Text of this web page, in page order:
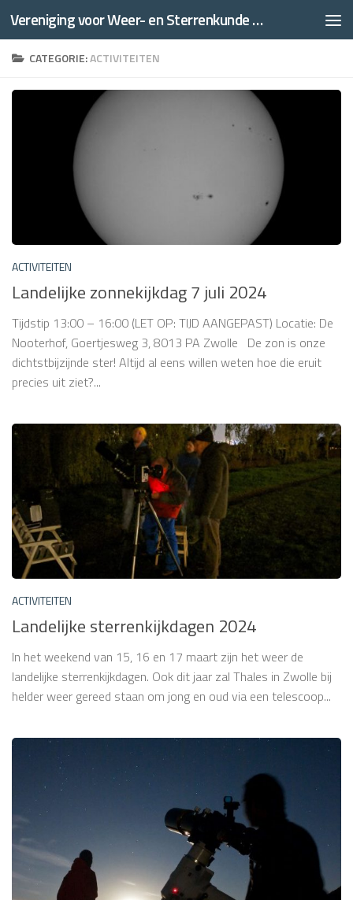
Doorgaan naar inhoud Vereniging voor Weer- en Sterrenkunde Thales
CATEGORIE:ACTIVITEITEN
ACTIVITEITEN
Landelijke zonnekijkdag 7 juli 2024
Tijdstip 13:00 – 16:00 (LET OP: TIJD AANGEPAST) Locatie: De
Nooterhof, Goertjesweg 3, 8013 PA Zwolle De zon is onze
dichtstbijzijnde ster! Altijd al eens willen weten hoe die eruit
precies uit ziet?...
ACTIVITEITEN
Landelijke sterrenkijkdagen 2024
In het weekend van 15, 16 en 17 maart zijn het weer de
landelijke sterrenkijkdagen. Ook dit jaar zal Thales in Zwolle bij
helder weer gereed staan om jong en oud via een telescoop...